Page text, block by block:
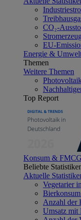
CO₂-
EU-
Energie &
Themen
Weitere Themen
Top Report
Konsum & FMCG
Beliebte
Aktuelle
Vegetarier
Anzahl der
Umsatz mit